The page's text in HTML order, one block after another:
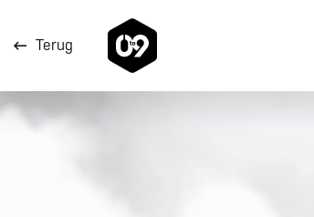
Direct naar de content
Terug